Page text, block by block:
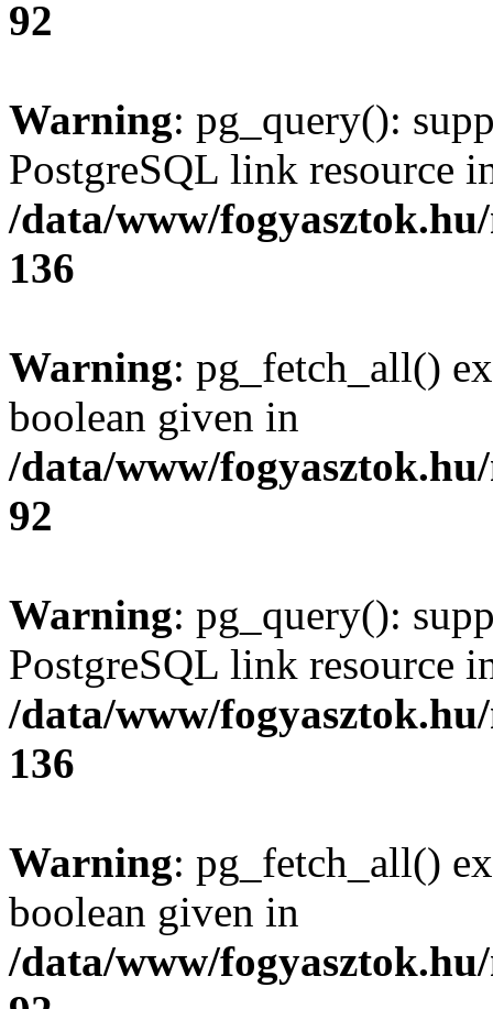
92
Warning: pg_query():
PostgreSQL link resource
/data/www/
136
Warning: pg_fetch_all()
boolean given in
/data/www/
92
Warning: pg_query():
PostgreSQL link resource
/data/www/
136
Warning: pg_fetch_all()
boolean given in
/data/www/